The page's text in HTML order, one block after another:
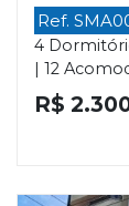
Ref.
4
| 12
R$